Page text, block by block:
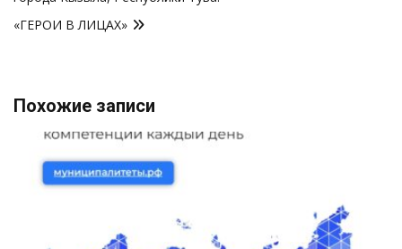
записям
«ГЕРОИ В ЛИЦАХ»
Похожие записи